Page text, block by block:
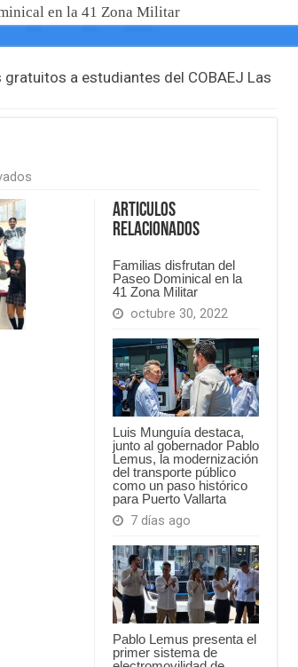
en la 41 Zona Militar
a estudiantes del COBAEJ Las
en
Articulos
Relacionados
Familias disfrutan del
Paseo Dominical en la
41 Zona Militar
octubre 30, 2022
Luis Munguía destaca,
junto al gobernador Pablo
Lemus, la modernización
del transporte público
como un paso histórico
para Puerto Vallarta
7 días ago
Pablo Lemus presenta el
primer sistema de